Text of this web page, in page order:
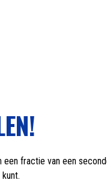
fractie van een